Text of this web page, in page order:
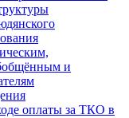
и
оплаты за ТКО в